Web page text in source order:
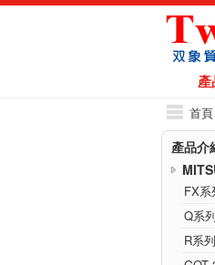
產
首頁
產品介
FX系
Q系列
R系列